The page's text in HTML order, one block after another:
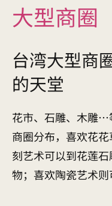
大型商圈
台湾大型商
的天堂
花市、石雕、木雕…
商圈分布，喜欢花
刻艺术可以到花莲
物；喜欢陶瓷艺术则